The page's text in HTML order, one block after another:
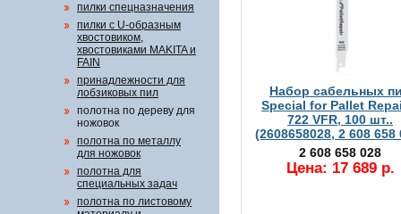
пилки спецназначения
пилки с U-образным
хвостовиком,
хвостовиками MAKITA и
FAIN
принадлежности для
лобзиковых пил
полотна по дереву для
ножовок
полотна по металлу
для ножовок
полотна для
специальных задач
полотна по листовому
Набор сабельных
Special for Pallet
722 VFR, 100 шт..
(2608658028, 2 608 658
2 608 658 028
Цена: 17 689 р.